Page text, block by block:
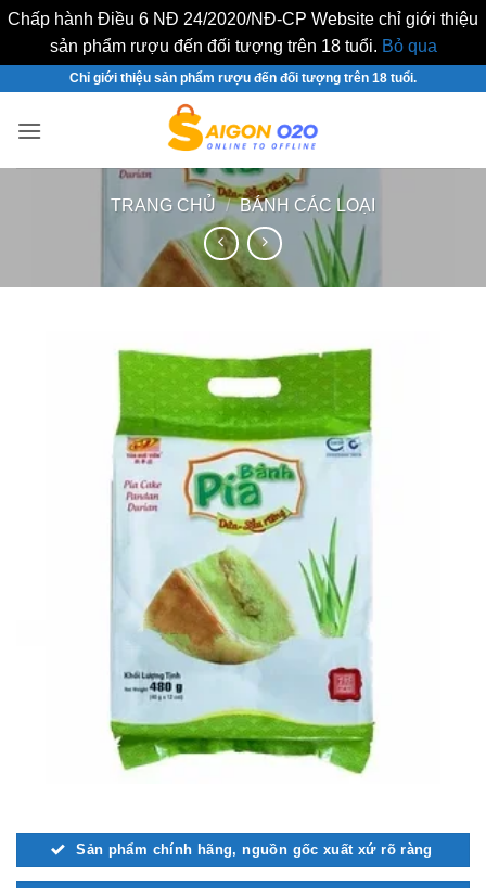
Chấp hành Điều 6 NĐ 24/2020/NĐ-CP Website chỉ giới thiệu
sản phẩm rượu đến đối tượng trên 18 tuổi. Bỏ qua
nội
Chỉ giới thiệu sản phẩm rượu đến đối tượng trên 18 tuổi.
TRANG CHỦ / BÁNH CÁC LOẠI
Sản phẩm chính hãng, nguồn gốc xuất xứ rõ ràng